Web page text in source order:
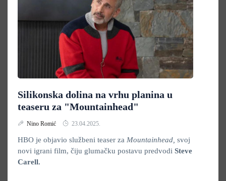
Silikonska dolina na vrhu planina u
teaseru za "Mountainhead"
Nino Romić 23.04.2025.
HBO je objavio službeni teaser za Mountainhead, svoj
novi igrani film, čiju glumačku postavu predvodi Steve
Carell.